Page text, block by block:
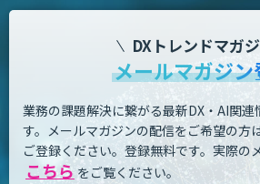
DXトレンドマガ
メールマガジン
業務の課題解決に繋がる最新DX・AI関連
す。 メールマガジンの配信をご希望の方
ご登録ください。登録無料です。 実際の
こちら をご覧ください。